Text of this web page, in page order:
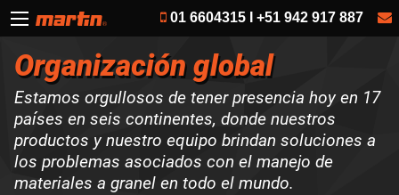
01 6604315 I +51 942 917 887
Organización global
Estamos orgullosos de tener presencia hoy en 17
países en seis continentes, donde nuestros
productos y nuestro equipo brindan soluciones a
los problemas asociados con el manejo de
materiales a granel en todo el mundo.